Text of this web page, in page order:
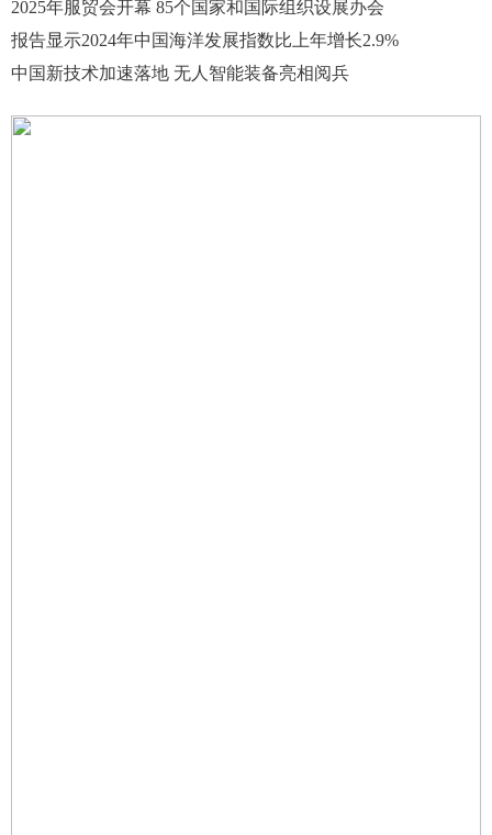
2025年服贸会开幕 85个国家和国际组织设展办会
报告显示2024年中国海洋发展指数比上年增长2.9%
中国新技术加速落地 无人智能装备亮相阅兵